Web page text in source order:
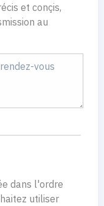
et conçis,
au
dans l'ordre
utiliser